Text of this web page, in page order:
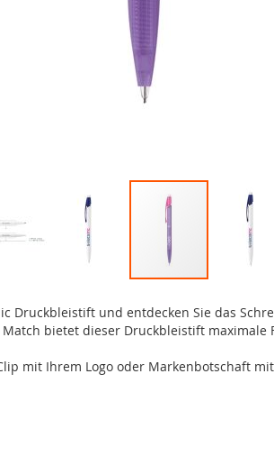
Druckbleistift und entdecken Sie das
bietet dieser Druckbleistift
mit Ihrem Logo oder Markenbotschaft